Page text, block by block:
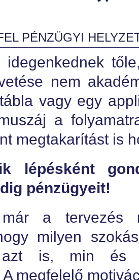
PÉNZÜGYI
idegenkednek
nem
vagy egy
a
megtakarítást is
lépésként
pénzügyeit!
a tervezés
milyen
azt is, min és
megfelelő